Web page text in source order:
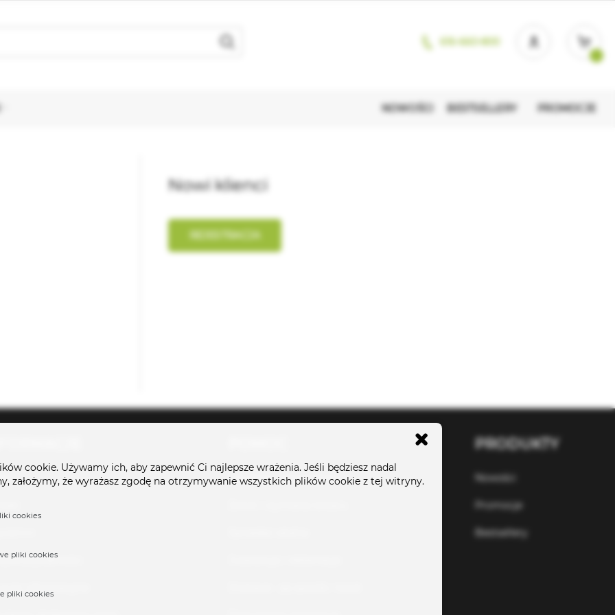
616-660-800
PROMOCJE
BESTSELLERY
NOWOŚCI
Nowi klienci
REJESTRACJA
prywatności
Jak złożyć zamówienie
PRODUKTY
Nowości
Promocje
Bestsellery
cookie. Używamy ich, aby zapewnić Ci najlepsze wrażenia. Jeśli będziesz nadal
założymy, że wyrażasz zgodę na otrzymywanie wszystkich plików cookie z tej witryny.
cookies
pliki cookies
pliki cookies